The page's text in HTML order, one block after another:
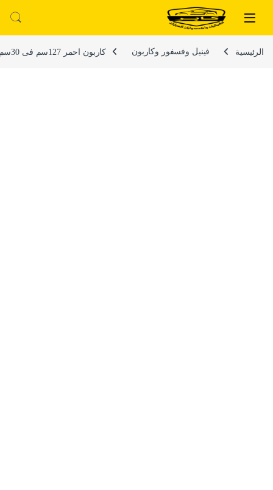
تخطي إلى المحتوى
الرئيسية فينيل وفسفور وكاربون كاربون احمر 127سم فى 30سم